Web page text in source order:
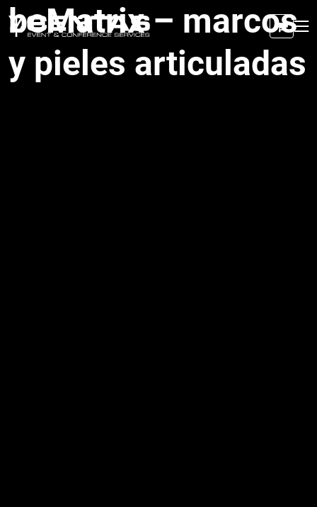
beMatrix – marcos
y pieles articuladas